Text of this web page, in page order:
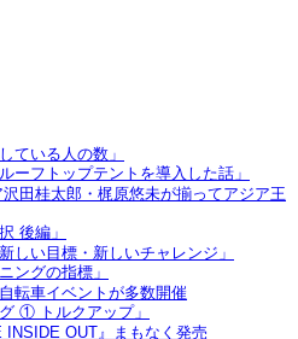
ている人の数」
ーフトップテントを導入した話」
田桂太郎・梶原悠未が揃ってアジア王
後編」
しい目標・新しいチャレンジ」
ングの指標」
転車イベントが多数開催
① トルクアップ」
INSIDE OUT』まもなく発売